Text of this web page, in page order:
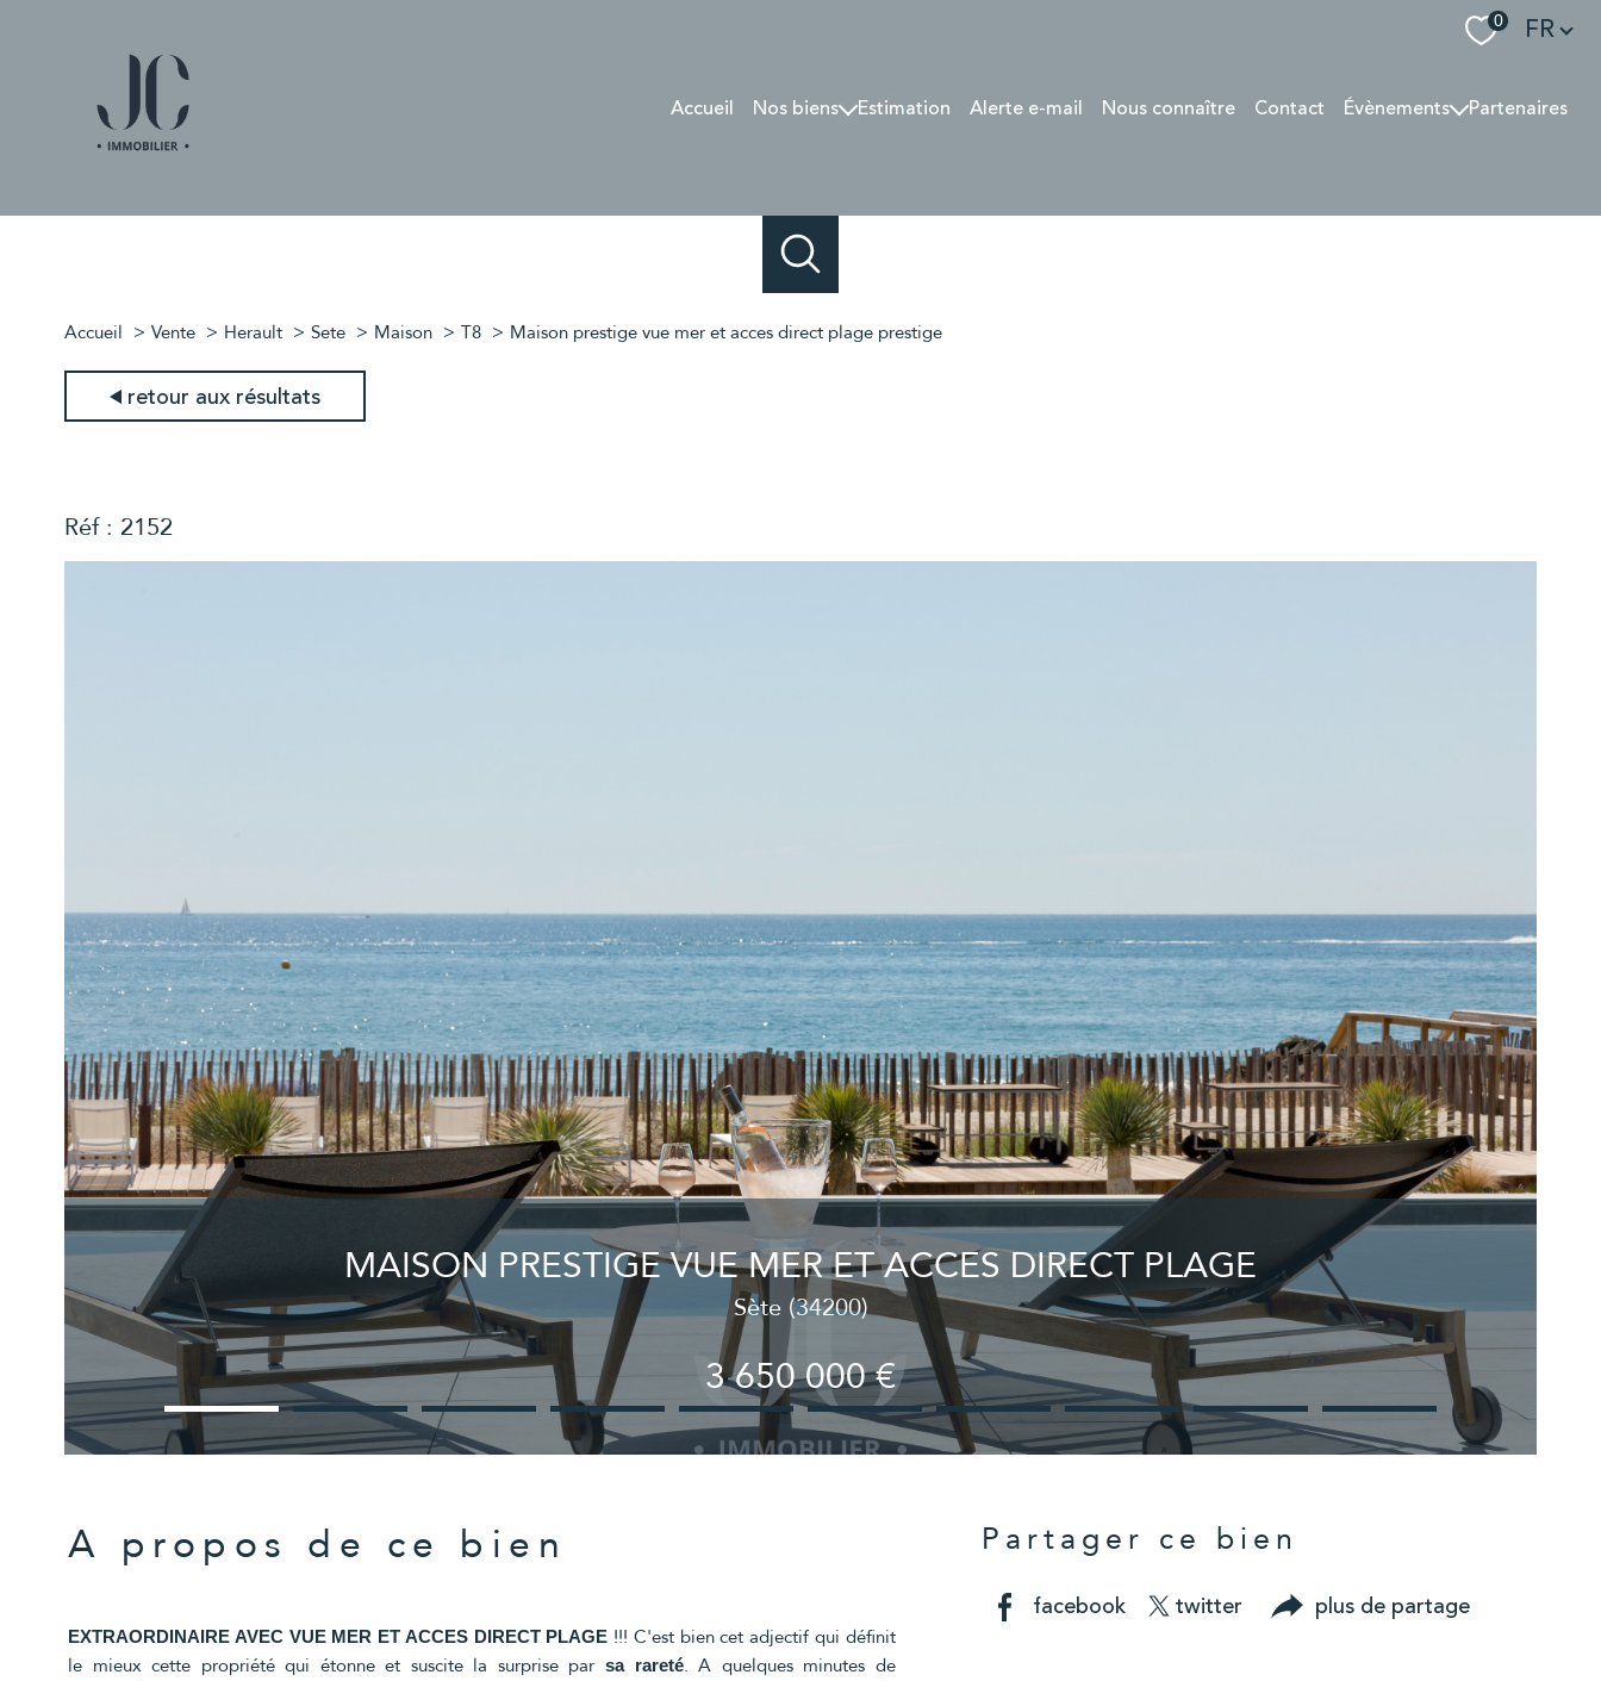
0 Langue
FR
Accueil Nos biens
Vendus
Estimation Alerte e-mail Nous connaître Contact Évènements Partenaires
Accueil Vente Herault Sete Maison T8 Maison prestige vue mer et acces direct plage prestige
retour aux résultats
Réf : 2152
MAISON PRESTIGE VUE MER ET ACCES DIRECT PLAGE
Sète (34200)
3 650 000 €
A propos de ce bien
EXTRAORDINAIRE AVEC VUE MER ET ACCES DIRECT PLAGE !!! C'est bien cet adjectif qui définit
le mieux cette propriété qui étonne et suscite la surprise parsa rareté. A quelques minutes de
Partager ce bien
facebook twitter plus de partage